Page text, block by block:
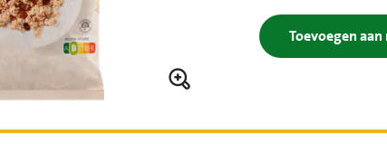
Toevoegen